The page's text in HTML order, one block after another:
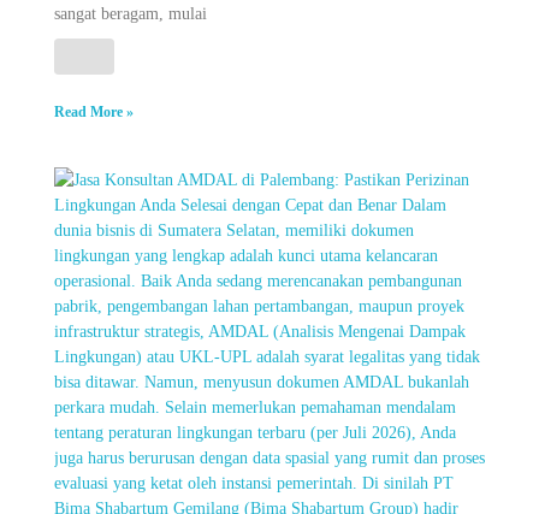
sangat beragam, mulai
Read More »